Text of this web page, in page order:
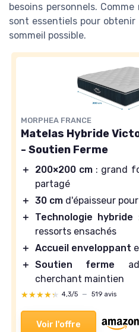
besoins personnels.
sont essentiels pour
sommeil possible.
MORPHEA FRANCE
Matelas Hybride
- Soutien Ferme
＋ 200×200 cm : grand
partagé
＋ 30 cm d'épaisseur
＋
Technologie hybride
ressorts ensachés
＋ Accueil enveloppant
＋ Soutien ferme
cherchant maintien
★★★★★
★★★★★ 4,3/5 — 519 avis
Voir l'offre